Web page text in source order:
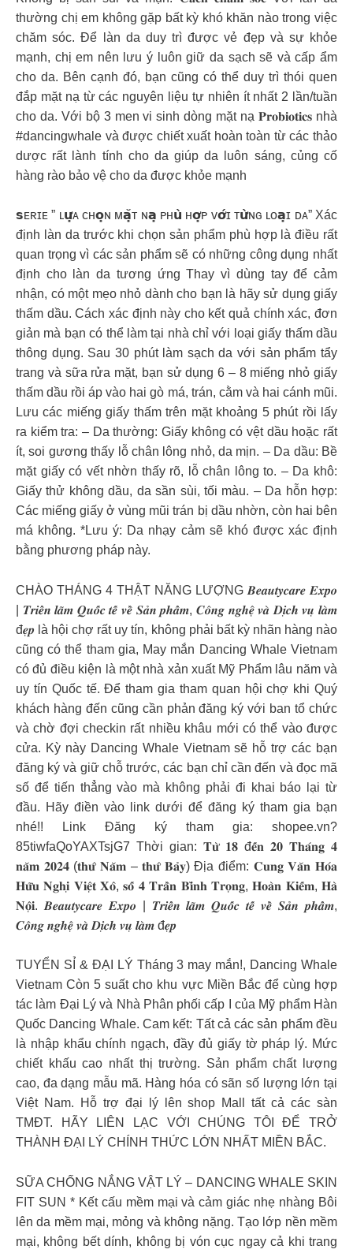
thường chị em không gặp bất kỳ khó khăn nào trong việc
chăm sóc. Để làn da duy trì được vẻ đẹp và sự khỏe
mạnh, chị em nên lưu ý luôn giữ da sạch sẽ và cấp ẩm
cho da. Bên cạnh đó, bạn cũng có thể duy trì thói quen
đắp mặt nạ từ các nguyên liệu tự nhiên ít nhất 2 lần/tuần
cho da. Với bộ 3 men vi sinh dòng mặt nạ 𝐏𝐫𝐨𝐛𝐢𝐨𝐭𝐢𝐜𝐬 nhà
#dancingwhale và được chiết xuất hoàn toàn từ các thảo
dược rất lành tính cho da giúp da luôn sáng, củng cố
hàng rào bảo vệ cho da được khỏe mạnh
𝘀ᴇʀɪᴇ ” ʟ𝘂̛̣ᴀ ᴄʜ𝗼̣ɴ ᴍ𝗮̣̆ᴛ ɴ𝗮̣ ᴘʜ𝘂̀ ʜ𝗼̛̣ᴘ ᴠ𝗼̛́ɪ ᴛ𝘂̛̀ɴɢ ʟᴏ𝗮̣ɪ ᴅᴀ” Xác
định làn da trước khi chọn sản phẩm phù hợp là điều rất
quan trọng vì các sản phẩm sẽ có những công dụng nhất
định cho làn da tương ứng Thay vì dùng tay để cảm
nhận, có một mẹo nhỏ dành cho bạn là hãy sử dụng giấy
thấm dầu. Cách xác định này cho kết quả chính xác, đơn
giản mà bạn có thể làm tại nhà chỉ với loại giấy thấm dầu
thông dụng. Sau 30 phút làm sạch da với sản phẩm tẩy
trang và sữa rửa mặt, bạn sử dụng 6 – 8 miếng nhỏ giấy
thấm dầu rồi áp vào hai gò má, trán, cằm và hai cánh mũi.
Lưu các miếng giấy thấm trên mặt khoảng 5 phút rồi lấy
ra kiểm tra: – Da thường: Giấy không có vệt dầu hoặc rất
ít, soi gương thấy lỗ chân lông nhỏ, da mịn. – Da dầu: Bề
mặt giấy có vết nhờn thấy rõ, lỗ chân lông to. – Da khô:
Giấy thử không dầu, da sần sùi, tối màu. – Da hỗn hợp:
Các miếng giấy ở vùng mũi trán bị dầu nhờn, còn hai bên
má không. *Lưu ý: Da nhạy cảm sẽ khó được xác định
bằng phương pháp này.
CHÀO THÁNG 4 THẬT NĂNG LƯỢNG 𝑩𝒆𝒂𝒖𝒕𝒚𝒄𝒂𝒓𝒆 𝑬𝒙𝒑𝒐
| 𝑻𝒓𝒊𝒆̂̉𝒏 𝒍𝒂̃𝒎 𝑸𝒖𝒐̂́𝒄 𝒕𝒆̂́ 𝒗𝒆̂̀ 𝑺𝒂̉𝒏 𝒑𝒉𝒂̂̉𝒎, 𝑪𝒐̂𝒏𝒈 𝒏𝒈𝒉𝒆̣̂ 𝒗𝒂̀ 𝑫𝒊̣𝒄𝒉 𝒗𝒖̣ 𝒍𝒂̀𝒎
đ𝒆̣𝒑 là hội chợ rất uy tín, không phải bất kỳ nhãn hàng nào
cũng có thể tham gia, May mắn Dancing Whale Vietnam
có đủ điều kiện là một nhà xản xuất Mỹ Phẩm lâu năm và
uy tín Quốc tế. Để tham gia tham quan hội chợ khi Quý
khách hàng đến cũng cần phản đăng ký với ban tổ chức
và chờ đợi checkin rất nhiều khâu mới có thể vào được
cửa. Kỳ này Dancing Whale Vietnam sẽ hỗ trợ các bạn
đăng ký và giữ chỗ trước, các bạn chỉ cần đến và đọc mã
số để tiến thẳng vào mà không phải đi khai báo lại từ
đầu. Hãy điền vào link dưới để đăng ký tham gia bạn
nhé!! Link Đăng ký tham gia: shopee.vn?
85tiwfaQoYAXTsjG7 Thời gian: 𝐓𝐮̛̀ 𝟏𝟖 đ𝐞̂́𝐧 𝟐𝟎 𝐓𝐡𝐚́𝐧𝐠 𝟒
𝐧𝐚̆𝐦 𝟐𝟎𝟐𝟒 (𝐭𝐡𝐮̛́ 𝐍𝐚̆𝐦 – 𝐭𝐡𝐮̛́ 𝐁𝐚̉𝐲) Địa điểm: 𝐂𝐮𝐧𝐠 𝐕𝐚̆𝐧 𝐇𝐨́𝐚
𝐇𝐮̛̃𝐮 𝐍𝐠𝐡𝐢̣ 𝐕𝐢𝐞̣̂𝐭 𝐗𝐨̂, 𝐬𝐨̂́ 𝟒 𝐓𝐫𝐚̂̀𝐧 𝐁𝐢̀𝐧𝐡 𝐓𝐫𝐨̣𝐧𝐠, 𝐇𝐨𝐚̀𝐧 𝐊𝐢𝐞̂́𝐦, 𝐇𝐚̀
𝐍𝐨̣̂𝐢. 𝑩𝒆𝒂𝒖𝒕𝒚𝒄𝒂𝒓𝒆 𝑬𝒙𝒑𝒐 | 𝑻𝒓𝒊𝒆̂̉𝒏 𝒍𝒂̃𝒎 𝑸𝒖𝒐̂́𝒄 𝒕𝒆̂́ 𝒗𝒆̂̀ 𝑺𝒂̉𝒏 𝒑𝒉𝒂̂̉𝒎,
𝑪𝒐̂𝒏𝒈 𝒏𝒈𝒉𝒆̣̂ 𝒗𝒂̀ 𝑫𝒊̣𝒄𝒉 𝒗𝒖̣ 𝒍𝒂̀𝒎 đ𝒆̣𝒑
TUYỂN SỈ & ĐẠI LÝ Tháng 3 may mắn!, Dancing Whale
Vietnam Còn 5 suất cho khu vực Miền Bắc để cùng hợp
tác làm Đại Lý và Nhà Phân phối cấp I của Mỹ phẩm Hàn
Quốc Dancing Whale. Cam kết: Tất cả các sản phẩm đều
là nhập khẩu chính ngạch, đầy đủ giấy tờ pháp lý. Mức
chiết khấu cao nhất thị trường. Sản phẩm chất lượng
cao, đa dạng mẫu mã. Hàng hóa có sãn số lượng lớn tại
Việt Nam. Hỗ trợ đại lý lên shop Mall tất cả các sàn
TMĐT. HÃY LIÊN LẠC VỚI CHÚNG TÔI ĐỂ TRỞ
THÀNH ĐẠI LÝ CHÍNH THỨC LỚN NHẤT MIỀN BẮC.
SỮA CHỐNG NẮNG VẬT LÝ – DANCING WHALE SKIN
FIT SUN * Kết cấu mềm mại và cảm giác nhẹ nhàng Bôi
lên da mềm mại, mỏng và không nặng. Tạo lớp nền mềm
mại, không bết dính, không bị vón cục ngay cả khi trang